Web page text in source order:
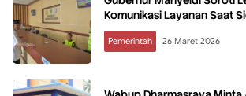
Komunikasi Layanan Saat
Pemerintah 26 Maret 2026